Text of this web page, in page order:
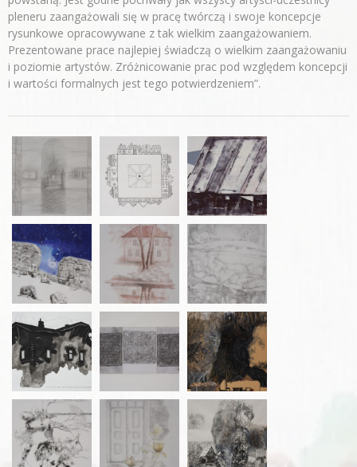
pleneru zaangażowali się w pracę twórczą i swoje koncepcje
rysunkowe opracowywane z tak wielkim zaangażowaniem.
Prezentowane prace najlepiej świadczą o wielkim zaangażowaniu
i poziomie artystów. Zróżnicowanie prac pod względem koncepcji
i wartości formalnych jest tego potwierdzeniem”.